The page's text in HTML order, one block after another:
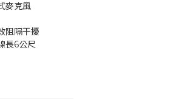
麥克風
阻隔干擾
長6公尺